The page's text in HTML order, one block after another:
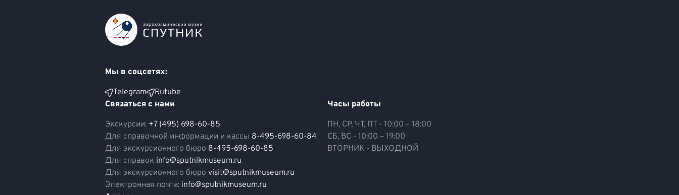
Мы в соцсетях:
Telegram
Rutube
Связаться с нами
Экскурсии: +7 (495) 698-60-85
Для справочной информации и кассы 8-495-698-60-84
Для экскурсионного бюро 8-495-698-60-85
Для справок info@sputnikmuseum.ru
Для экскурсионного бюро visit@sputnikmuseum.ru
Электронная почта: info@sputnikmuseum.ru
Часы работы
ПН, СР, ЧТ, ПТ - 10:00 – 18:00
СБ, ВС - 10:00 – 19:00
ВТОРНИК - ВЫХОДНОЙ